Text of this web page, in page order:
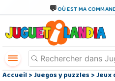
OÙ EST MA
Accueil>Juegos y puzzles>Jeux